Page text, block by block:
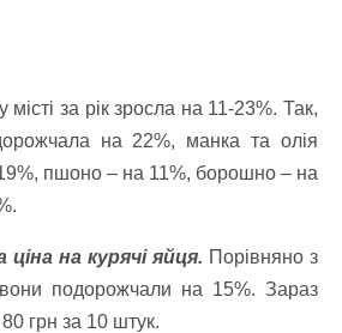
місті за рік зросла на 11-23%. Так,
на 22%, манка та олія
пшоно – на 11%, борошно – на
на курячі яйця. Порівняно з
подорожчали на 15%. Зараз
грн за 10 штук.